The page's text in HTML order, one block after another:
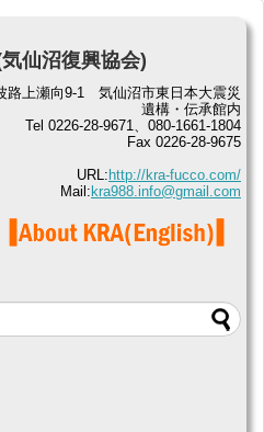
仙沼復興協会)
上瀬向9-1 気仙沼市東日本大震災
遺構・伝承館内
Tel 0226-28-9671、080-1661-1804
Fax 0226-28-9675
URL: http://kra-fucco.com/
Mail: kra988.info@gmail.com